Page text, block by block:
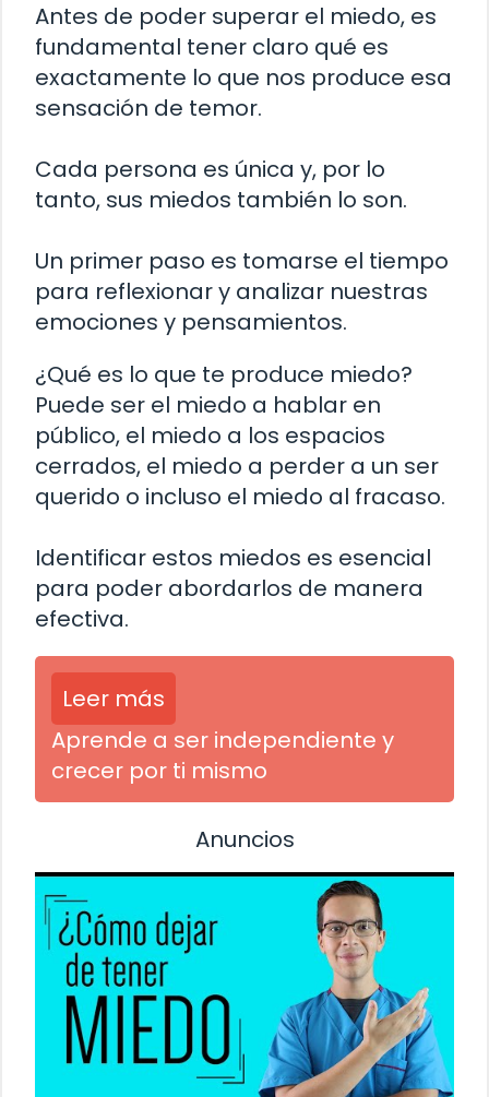
Antes de poder superar el miedo, es
fundamental tener claro qué es
exactamente lo que nos produce esa
sensación de temor.
Cada persona es única y, por lo
tanto, sus miedos también lo son.
Un primer paso es tomarse el tiempo
para reflexionar y analizar nuestras
emociones y pensamientos.
¿Qué es lo que te produce miedo?
Puede ser el miedo a hablar en
público, el miedo a los espacios
cerrados, el miedo a perder a un ser
querido o incluso el miedo al fracaso.
Identificar estos miedos es esencial
para poder abordarlos de manera
efectiva.
Leer más
Aprende a ser independiente y
crecer por ti mismo
Anuncios